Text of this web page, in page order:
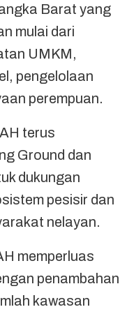
Barat yang
mulai dari
UMKM,
pengelolaan
perempuan.
terus
Ground dan
dukungan
pesisir dan
nelayan.
memperluas
penambahan
kawasan